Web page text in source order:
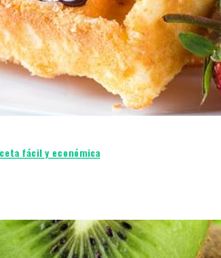
fácil y económica